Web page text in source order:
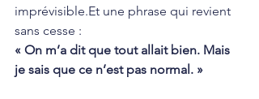
imprévisible.Et une phrase qui revient
sans cesse :
« On m’a dit que tout allait bien. Mais
je sais que ce n’est pas normal. »